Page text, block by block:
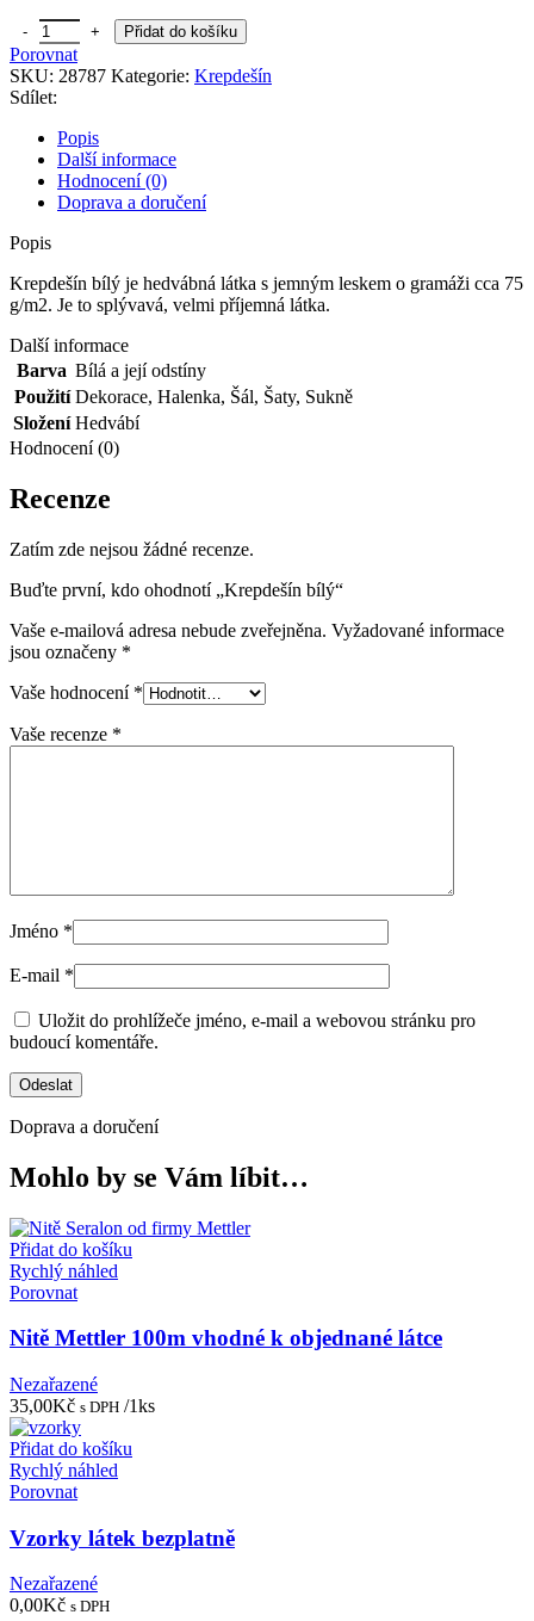
Krepdešín bílý množství
Přidat do košíku
Porovnat
SKU: 28787 Kategorie: Krepdešín
Sdílet:
Popis
Další informace
Hodnocení (0)
Doprava a doručení
Popis
Krepdešín bílý je hedvábná látka s jemným leskem o gramáži cca 75
g/m2. Je to splývavá, velmi příjemná látka.
Další informace
Barva Bílá a její odstíny
Použití Dekorace, Halenka, Šál, Šaty, Sukně
Složení Hedvábí
Hodnocení (0)
Recenze
Zatím zde nejsou žádné recenze.
Buďte první, kdo ohodnotí „Krepdešín bílý“
Vaše e-mailová adresa nebude zveřejněna. Vyžadované informace
jsou označeny *
Vaše hodnocení *
Vaše recenze *
Jméno *
E-mail *
Uložit do prohlížeče jméno, e-mail a webovou stránku pro
budoucí komentáře.
Doprava a doručení
Mohlo by se Vám líbit…
Přidat do košíku
Rychlý náhled
Porovnat
Nitě Mettler 100m vhodné k objednané látce
Nezařazené
35,00Kč s DPH /1ks
Přidat do košíku
Rychlý náhled
Porovnat
Vzorky látek bezplatně
Nezařazené
0,00Kč s DPH